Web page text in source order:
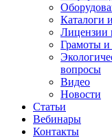
Каталоги
Лицензии
Грамоты и
вопросы
Видео
Новости
Статьи
Вебинары
Контакты